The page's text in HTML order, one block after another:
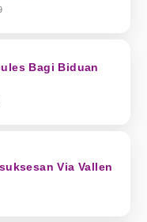
Bagi Biduan
Via Vallen